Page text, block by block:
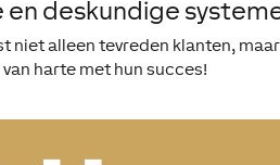
deskundige
alleen tevreden klanten,
harte met hun succes!